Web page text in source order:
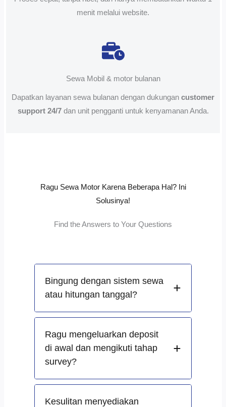
menit melalui website.
Sewa Mobil & motor bulanan
Dapatkan layanan sewa bulanan dengan dukungan customer
support 24/7dan unit pengganti untuk kenyamanan Anda.
Ragu Sewa Motor Karena Beberapa Hal? Ini
Solusinya!
Find the Answers to Your Questions
Bingung dengan sistem sewa
atau hitungan tanggal?
Ragu mengeluarkan deposit
di awal dan mengikuti tahap
survey?
Kesulitan menyediakan